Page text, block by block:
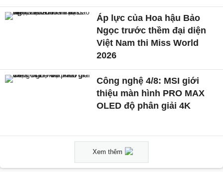
Áp lực của Hoa hậu Bảo
Ngọc trước thềm đại diện
Việt Nam thi Miss World
2026
Công nghệ 4/8: MSI giới
thiệu màn hình PRO MAX
OLED độ phân giải 4K
Xem thêm